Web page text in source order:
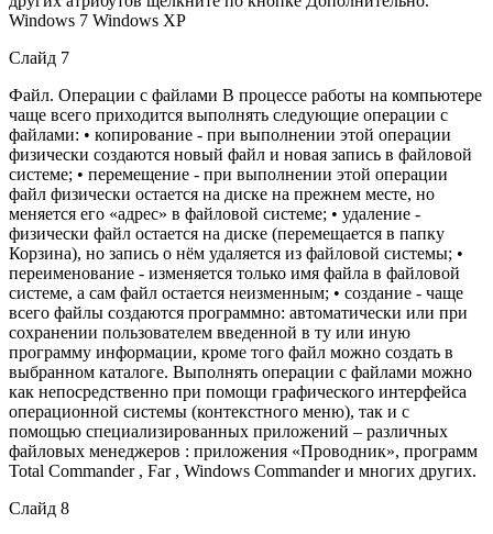
Windows 7 Windows XP
Слайд 7
Файл. Операции с файлами В процессе работы на компьютере
чаще всего приходится выполнять следующие операции с
файлами: • копирование - при выполнении этой операции
физически создаются новый файл и новая запись в файловой
системе; • перемещение - при выполнении этой операции
файл физически остается на диске на прежнем месте, но
меняется его «адрес» в файловой системе; • удаление -
физически файл остается на диске (перемещается в папку
Корзина), но запись о нём удаляется из файловой системы; •
переименование - изменяется только имя файла в файловой
системе, а сам файл остается неизменным; • создание - чаще
всего файлы создаются программно: автоматически или при
сохранении пользователем введенной в ту или иную
программу информации, кроме того файл можно создать в
выбранном каталоге. Выполнять операции с файлами можно
как непосредственно при помощи графического интерфейса
операционной системы (контекстного меню), так и с
помощью специализированных приложений – различных
файловых менеджеров : приложения «Проводник», программ
Total Commander , Far , Windows Commander и многих других.
Слайд 8